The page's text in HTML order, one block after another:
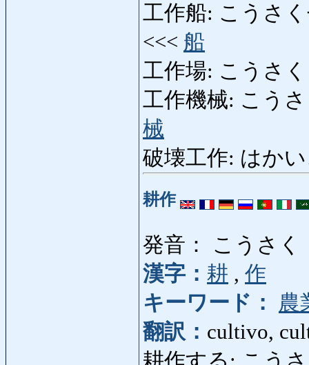
工作船: こうさく
<<< 船
工作場: こうさ
工作機械: こうさ
械
破壊工作: はか
耕作
発音： こうさく
漢字： 耕 , 作
キーワード：
農
翻訳： cultivo,